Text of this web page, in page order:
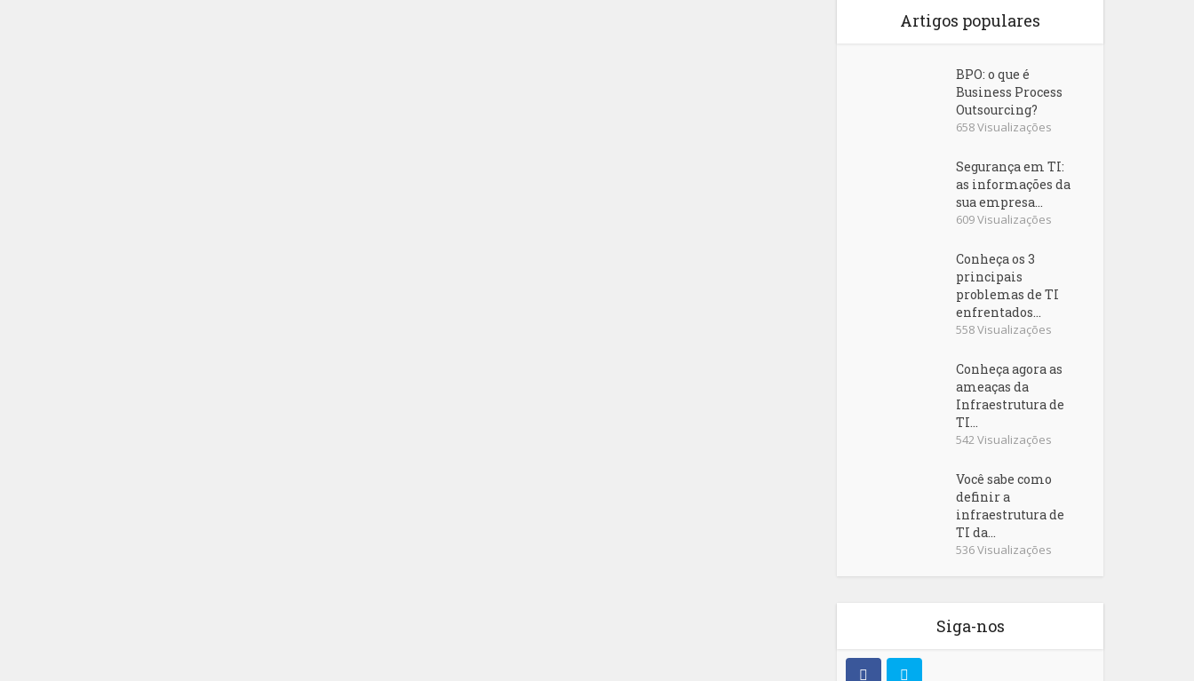
Artigos populares
BPO: o que é
Business Process
Outsourcing?
658 Visualizações
Segurança em TI:
as informações da
sua empresa...
609 Visualizações
Conheça os 3
principais
problemas de TI
enfrentados...
558 Visualizações
Conheça agora as
ameaças da
Infraestrutura de
TI...
542 Visualizações
Você sabe como
definir a
infraestrutura de
TI da...
536 Visualizações
Siga-nos